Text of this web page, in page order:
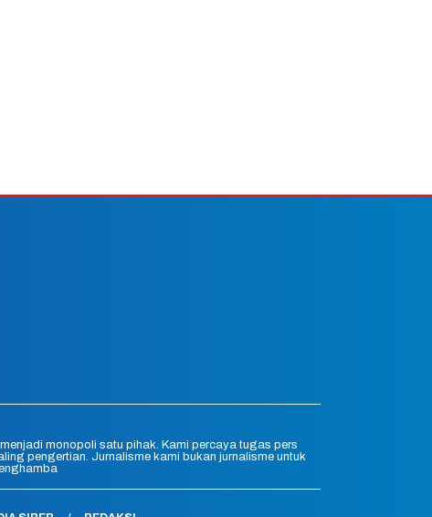
monopoli satu pihak. Kami percaya tugas pers
pengertian. Jurnalisme kami bukan jurnalisme untuk